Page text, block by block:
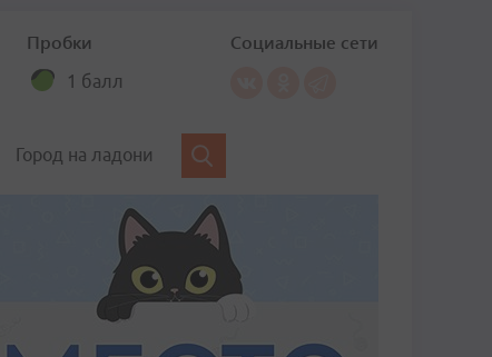
Пробки
1 балл
Социальные сети
Город на ладони